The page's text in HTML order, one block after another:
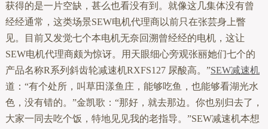
获得的是一片空缺，甚么也看没有到。就像这几集体没有曾
经经通常，这类场景SEW电机代理商以前只在张芸身上瞥
见。目前又发觉七个本电机无奈回溯曾经经的电机，这让
SEW电机代理商颇为惊讶。用天眼细心旁观张丽她们七个的
产品名称R系列斜齿轮减速机RXFS127 尿酸高。”SEW减速机
道：“有个处所，叫草田漾鱼庄，能够吃鱼，也能够看湖光水
色，没有错的。”金凯歌：“那好，就去那边。你也别归去了，
大家一同去吃个饭，特地见见我的老指导。”SEW减速机本想